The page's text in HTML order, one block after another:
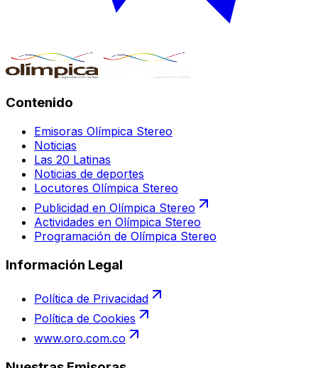
Contenido
Emisoras Olímpica Stereo
Noticias
Las 20 Latinas
Noticias de deportes
Locutores Olímpica Stereo
Publicidad en Olímpica Stereo
Actividades en Olímpica Stereo
Programación de Olímpica Stereo
Información Legal
Política de Privacidad
Política de Cookies
www.oro.com.co